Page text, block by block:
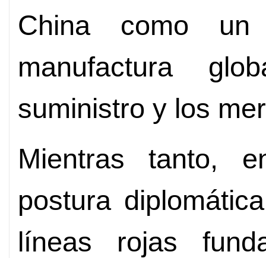
China como
manufactura
suministro y los
Mientras tanto,
postura
líneas rojas